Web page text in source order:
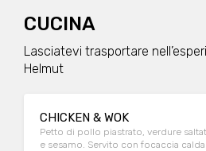
CUCINA
Lasciatevi trasportare
Helmut
CHICKEN & WOK
Petto di pollo piastrato, verdure
e sesamo. Servito con focaccia calda